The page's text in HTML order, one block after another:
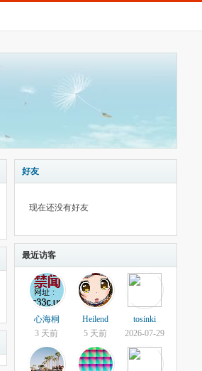
好友
现在还没有好友
最近访客
心海桐
3 天前
Heilend
5 天前
tosinki
2026-07-29